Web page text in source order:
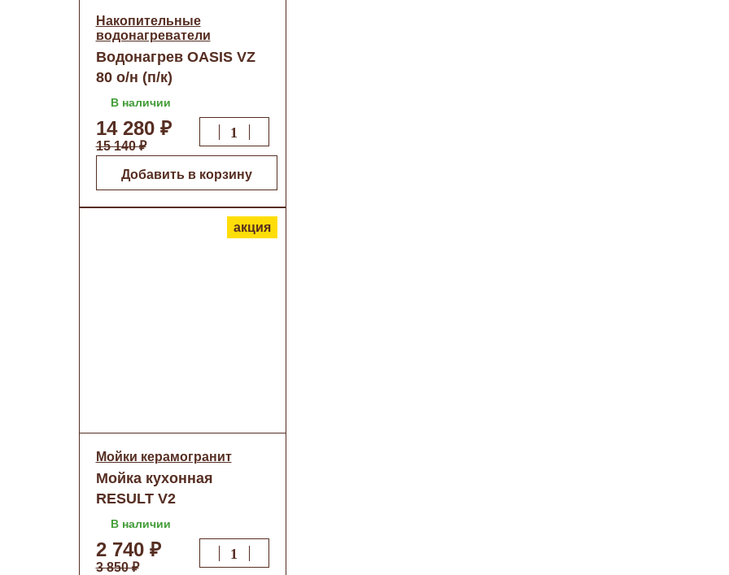
Накопительные
водонагреватели
Водонагрев OASIS VZ
80 о/н (п/к)
В наличии
14 280 ₽
15 140 ₽
Добавить в корзину
акция
Мойки керамогранит
Мойка кухонная
RESULT V2
(Черный)+сифон (d
495) о/н
В наличии
2 740 ₽
3 850 ₽